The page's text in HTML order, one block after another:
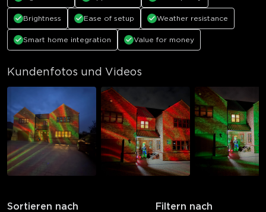
Brightness Ease of setup Weather resistance
Smart home integration Value for money
Kundenfotos und Videos
Sortieren nach Filtern nach